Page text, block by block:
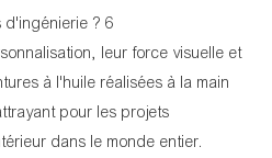
leur force visuelle et
à l'huile réalisées à la main
pour les projets
dans le monde entier.